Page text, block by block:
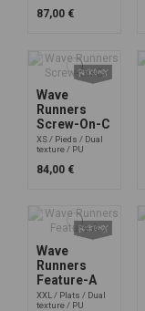
87,00 €
Wave
Runners
Screw-On-C
XS Pieds
Dual
texture
PU
84,00 €
Wave
Runners
Feature-A
XXL Plats
Dual
texture
PU